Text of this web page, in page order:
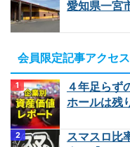
愛知県一宮
会員限定記事アクセ
４年足らず
ホールは残
スマスロ比